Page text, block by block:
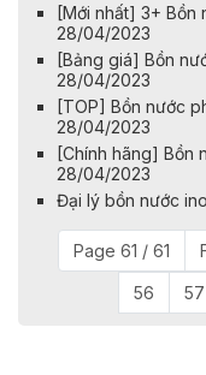
[Mới nhất] 3+ Bồn
28/04/2023
[Bảng giá] Bồn
28/04/2023
[TOP] Bồn nước
28/04/2023
[Chính hãng] Bồn
28/04/2023
Đại lý bồn nước
Page 61 / 61
56 57